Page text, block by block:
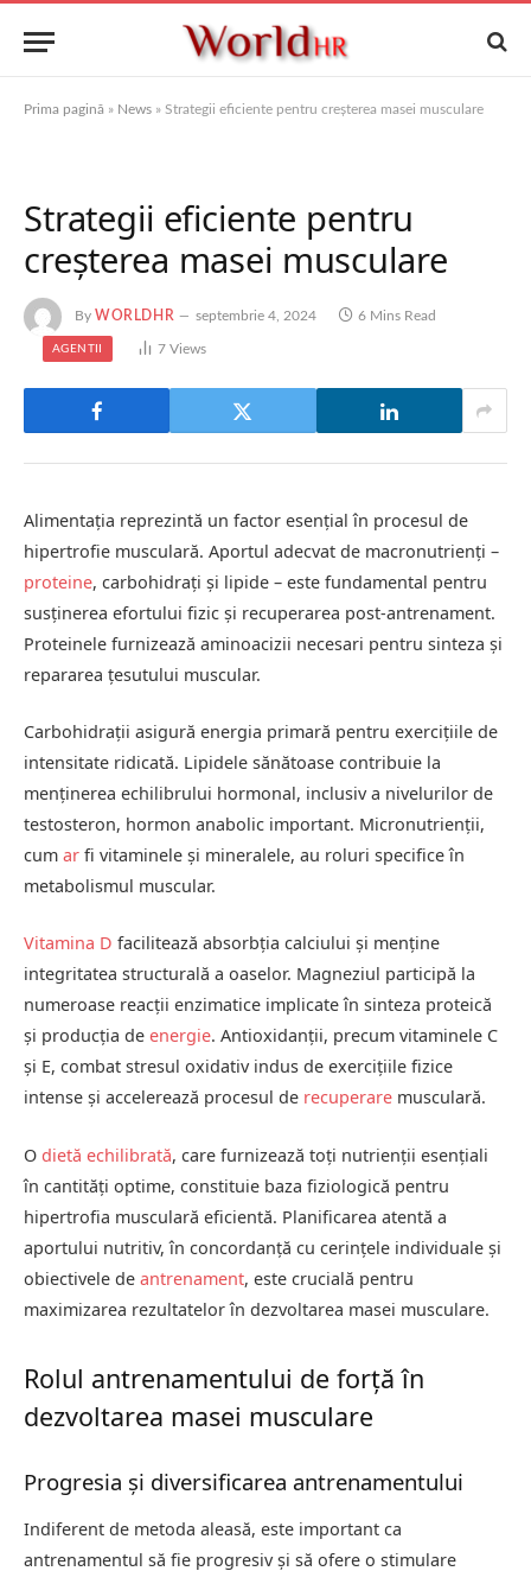
Prima pagină » News » Strategii eficiente pentru creșterea masei musculare
Strategii eficiente pentru
creșterea masei musculare
By WORLDHR septembrie 4, 2024 6 Mins Read
AGENTII 7 Views
Alimentația reprezintă un factor esențial în procesul de
hipertrofie musculară. Aportul adecvat de macronutrienți –
proteine, carbohidrați și lipide – este fundamental pentru
susținerea efortului fizic și recuperarea post-antrenament.
Proteinele furnizează aminoacizii necesari pentru sinteza și
repararea țesutului muscular.
Carbohidrații asigură energia primară pentru exercițiile de
intensitate ridicată. Lipidele sănătoase contribuie la
menținerea echilibrului hormonal, inclusiv a nivelurilor de
testosteron, hormon anabolic important. Micronutrienții,
cum ar fi vitaminele și mineralele, au roluri specifice în
metabolismul muscular.
Vitamina D facilitează absorbția calciului și menține
integritatea structurală a oaselor. Magneziul participă la
numeroase reacții enzimatice implicate în sinteza proteică
și producția de energie. Antioxidanții, precum vitaminele C
și E, combat stresul oxidativ indus de exercițiile fizice
intense și accelerează procesul de recuperare musculară.
O dietă echilibrată, care furnizează toți nutrienții esențiali
în cantități optime, constituie baza fiziologică pentru
hipertrofia musculară eficientă. Planificarea atentă a
aportului nutritiv, în concordanță cu cerințele individuale și
obiectivele de antrenament, este crucială pentru
maximizarea rezultatelor în dezvoltarea masei musculare.
Rolul antrenamentului de forță în
dezvoltarea masei musculare
Progresia și diversificarea antrenamentului
Indiferent de metoda aleasă, este important ca
antrenamentul să fie progresiv și să ofere o stimulare